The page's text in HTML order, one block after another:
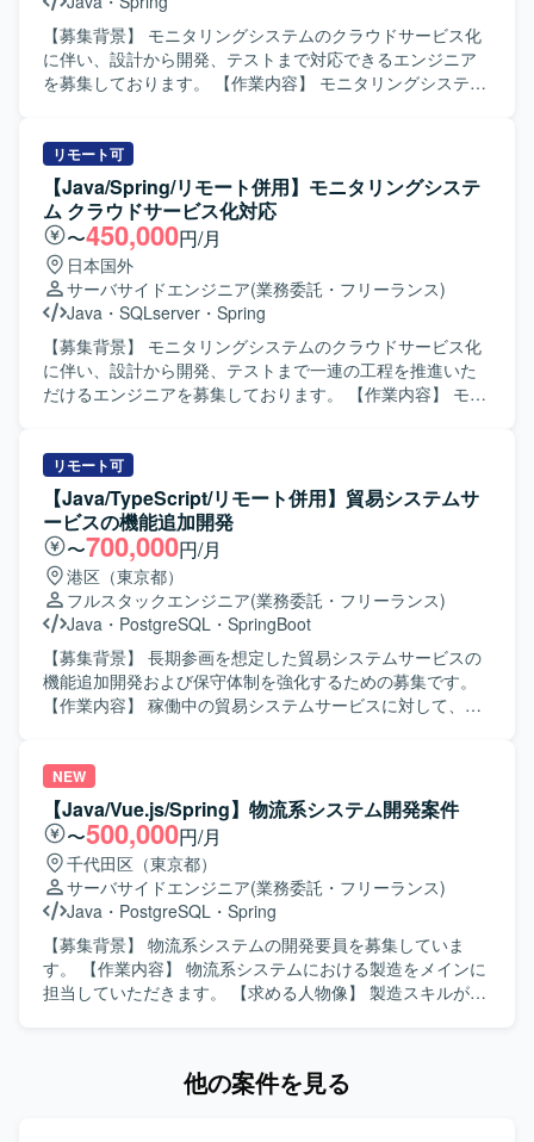
の魅力】 ECサイトの開発支援を通じて、詳細設計からテス
トまで一連の工程に携わることができます。 既存機能の改
修や品質改善対応を経験することで、設計力や問題解決力
を高めていただけます。 【開発環境】 JavaおよびSpring
【募集背景】 モニタリングシステムのクラウドサービス化
に伴い、設計から開発、テストまで対応できるエンジニア
を募集しております。 【作業内容】 モニタリングシステム
施、プログラミング、単体テスト、結合・総合テスト、リ
リースおよび各種ドキュメント作成を行っていただきま
す。開発ではAI（Cloud Code）を活用して製造を実施いた
します。 【求める人物像】 主体的にコミュニケーションを
取りながら業務を推進できる方を求めております。 【ポジ
ションの魅力】 モニタリングシステムのクラウドサービス
化という上流工程からリリースまで一連の工程に携わるこ
とができ、設計からテストまで幅広い経験を積むことがで
きます。AI（Cloud Code）を活用した開発に関わること
で、新しい開発手法にも触れていただけます。 【開発環
境】 Java、Spring、SQL、AI（Cloud Code）などを用いた
リモート可
【Java/Spring/リモート併用】モニタリングシステ
ム クラウドサービス化対応
〜450,000円/月
日本国外
サーバサイドエンジニア(業務委託・フリーランス)
Java ・ SQLserver ・ Spring
【募集背景】 モニタリングシステムのクラウドサービス化
に伴い、設計から開発、テストまで一連の工程を推進いた
だけるエンジニアを募集しております。 【作業内容】 モニ
設計、テスト設計の実施、プログラミング、単体テスト、
結合テストおよび総合テスト、リリース対応および各種ド
キュメント作成などを行っていただきます。開発では
AI（Cloud Code）を活用して製造を実施していただきま
す。 【求める人物像】 基本設計以降の工程を主体的に推進
し、周囲と積極的にコミュニケーションを取りながら業務
を進めていただける方を求めております。 【ポジションの
魅力】 クラウドサービス化という上流からリリースまで一
連の工程に携わることができ、AI（Cloud Code）を活用し
た開発手法に取り組める環境です。長期的な参画を通じて
クラウドおよびWebサービス開発に関する知見を深めてい
タベース操作や、必要に応じてAI（Cloud Code）を活用し
た開発を行っていただきます。
リモート可
【Java/TypeScript/リモート併用】貿易システムサ
ービスの機能追加開発
〜700,000円/月
港区（東京都）
フルスタックエンジニア(業務委託・フリーランス)
Java ・ PostgreSQL ・ SpringBoot
【募集背景】 長期参画を想定した貿易システムサービスの
機能追加開発および保守体制を強化するための募集です。
【作業内容】 稼働中の貿易システムサービスに対して、機
発、PostgreSQLとjOOQを利用した実装を行います。フロ
ントエンドではReactおよびTypeScript、Vite、Chakra UIを
用いた画面開発を行います。OpenAPI 3.0およびYAMLによ
るAPI仕様管理を行い、APIファーストな開発を進めていた
だきます。開発環境としてVisual Studio Code、GitHub、
GitHub Actions、OpenAPI Generator（Swagger）を利用
し、継続的な開発・保守を推進していただきます。 【求め
る人物像】 中堅から上級クラスとして、自走して開発を推
進できる方を求めています。お客様との技術的な会話や設
計方針の検討ができ、フットワーク軽くコミュニケーショ
開発スタイルのもとでバックエンドからフロントエンドま
NEW
【Java/Vue.js/Spring】物流系システム開発案件
〜500,000円/月
千代田区（東京都）
サーバサイドエンジニア(業務委託・フリーランス)
Java ・ PostgreSQL ・ Spring
【募集背景】 物流系システムの開発要員を募集していま
す。 【作業内容】 物流系システムにおける製造をメインに
担当していただきます。 【求める人物像】 製造スキルが高
他の案件を見る